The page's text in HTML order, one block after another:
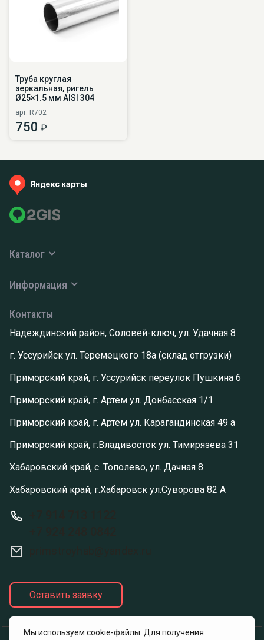
Труба круглая
зеркальная, ригель
Ø25×1.5 мм AISI 304
арт. R702
750 ₽
Каталог
Информация
Контакты
Надеждинский район, Соловей-ключ, ул. Удачная 8
г. Уссурийск ул. Теремецкого 18а (склад отгрузки)
Приморский край, г. Уссурийск переулок Пушкина 6
Приморский край, г. Артем ул. Донбасская 1/1
Приморский край, г. Артем ул. Карагандинская 49 а
Приморский край, г.Владивосток ул. Тимирязева 31
Хабаровский край, с. Тополево, ул. Дачная 8
Хабаровский край, г.Хабаровск ул.Суворова 82 А
Оставить заявку
Мы используем cookie-файлы. Для получения